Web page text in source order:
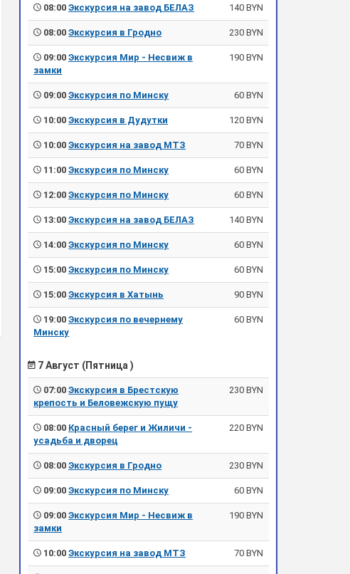
08:00Экскурсия на завод БЕЛАЗ 140 BYN
08:00Экскурсия в Гродно 230 BYN
09:00Экскурсия Мир - Несвиж в
замки
190 BYN
09:00Экскурсия по Минску 60 BYN
10:00Экскурсия в Дудутки 120 BYN
10:00Экскурсия на завод МТЗ 70 BYN
11:00Экскурсия по Минску 60 BYN
12:00Экскурсия по Минску 60 BYN
13:00Экскурсия на завод БЕЛАЗ 140 BYN
14:00Экскурсия по Минску 60 BYN
15:00Экскурсия по Минску 60 BYN
15:00Экскурсия в Хатынь 90 BYN
19:00Экскурсия по вечернему
Минску
60 BYN
7 Август (Пятница )
07:00Экскурсия в Брестскую
крепость и Беловежскую пущу
230 BYN
08:00 Красный берег и Жиличи -
усадьба и дворец
220 BYN
08:00Экскурсия в Гродно 230 BYN
09:00Экскурсия по Минску 60 BYN
09:00Экскурсия Мир - Несвиж в
замки
190 BYN
10:00Экскурсия на завод МТЗ 70 BYN